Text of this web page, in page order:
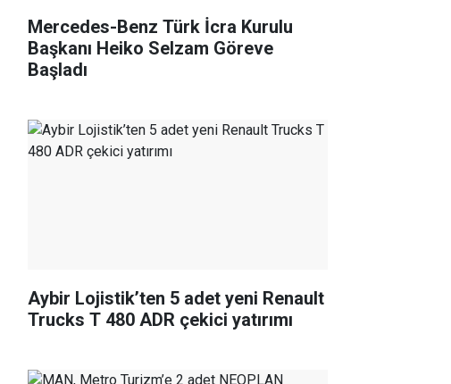
Mercedes-Benz Türk İcra Kurulu
Başkanı Heiko Selzam Göreve
Başladı
Aybir Lojistik’ten 5 adet yeni Renault
Trucks T 480 ADR çekici yatırımı